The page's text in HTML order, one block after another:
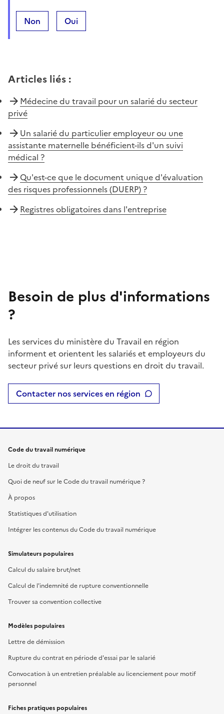
Non Oui
Articles liés :
Médecine du travail pour un salarié du secteur
privé
Un salarié du particulier employeur ou une
assistante maternelle bénéficient-ils d'un suivi
médical ?
Qu'est-ce que le document unique d'évaluation
des risques professionnels (DUERP) ?
Registres obligatoires dans l'entreprise
Besoin de plus d'informations
?
Les services du ministère du Travail en région
informent et orientent les salariés et employeurs du
secteur privé sur leurs questions en droit du travail.
Contacter nos services en région
Code du travail numérique
Le droit du travail
Quoi de neuf sur le Code du travail numérique ?
À propos
Statistiques d'utilisation
Intégrer les contenus du Code du travail numérique
Simulateurs populaires
Calcul du salaire brut/net
Calcul de l'indemnité de rupture conventionnelle
Trouver sa convention collective
Modèles populaires
Lettre de démission
Rupture du contrat en période d'essai par le salarié
Convocation à un entretien préalable au licenciement pour motif
personnel
Fiches pratiques populaires